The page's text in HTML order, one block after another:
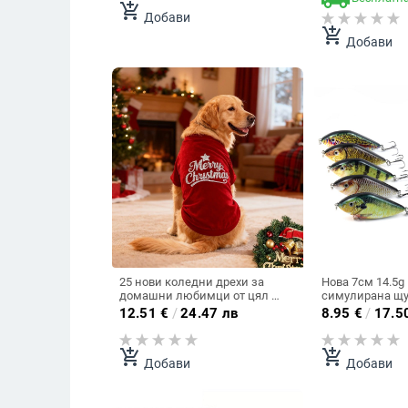
add_shopping_cart Добави
add_shopping_cart Добави
25 нови коледни дрехи за
домашни любимци от цял ​​
свят, есенни и зимни дрехи за
два крака, коледни дрехи за
кучета в европейски и
американски стил, коледно
облекло за през деня
12.51 € /24.47 лв
add_shopping_cart Добави
Нова 7см
симулирана
(Jerkbait)
8.95 € /
add_shopping_cart Добави